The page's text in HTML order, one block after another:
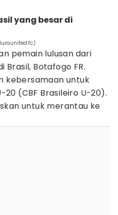
yang besar di
pemain lulusan dari
Brasil, Botafogo FR.
kebersamaan untuk
20 (CBF Brasileiro U-20).
untuk merantau ke